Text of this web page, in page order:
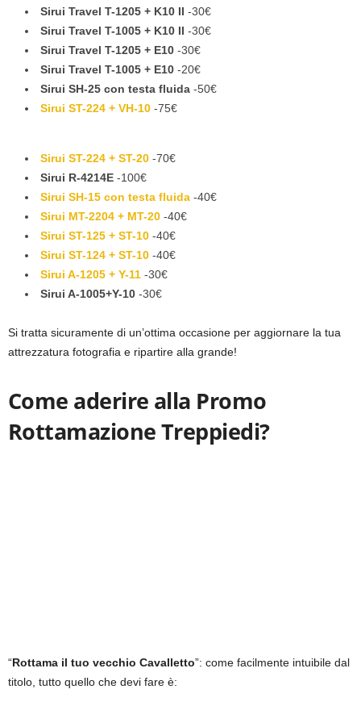
Sirui Travel T-1205 + K10 II -30€
Sirui Travel T-1005 + K10 II -30€
Sirui Travel T-1205 + E10 -30€
Sirui Travel T-1005 + E10 -20€
Sirui SH-25 con testa fluida -50€
Sirui ST-224 + VH-10 -75€
Sirui ST-224 + ST-20 -70€
Sirui R-4214E -100€
Sirui SH-15 con testa fluida -40€
Sirui MT-2204 + MT-20 -40€
Sirui ST-125 + ST-10 -40€
Sirui ST-124 + ST-10 -40€
Sirui A-1205 + Y-11 -30€
Sirui A-1005+Y-10 -30€
Si tratta sicuramente di un’ottima occasione per aggiornare la tua
attrezzatura fotografia e ripartire alla grande!
Come aderire alla Promo
Rottamazione Treppiedi?
“Rottama il tuo vecchio Cavalletto”: come facilmente intuibile dal
titolo, tutto quello che devi fare è: